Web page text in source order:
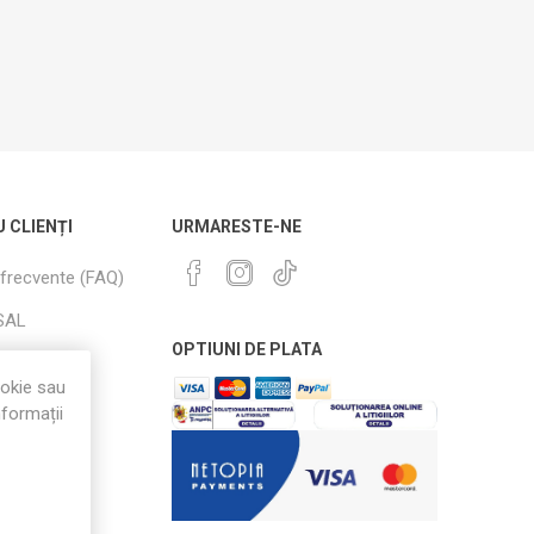
CLIENȚI
(FAQ)
URMARESTE-NE
OPTIUNI DE PLATA
sau